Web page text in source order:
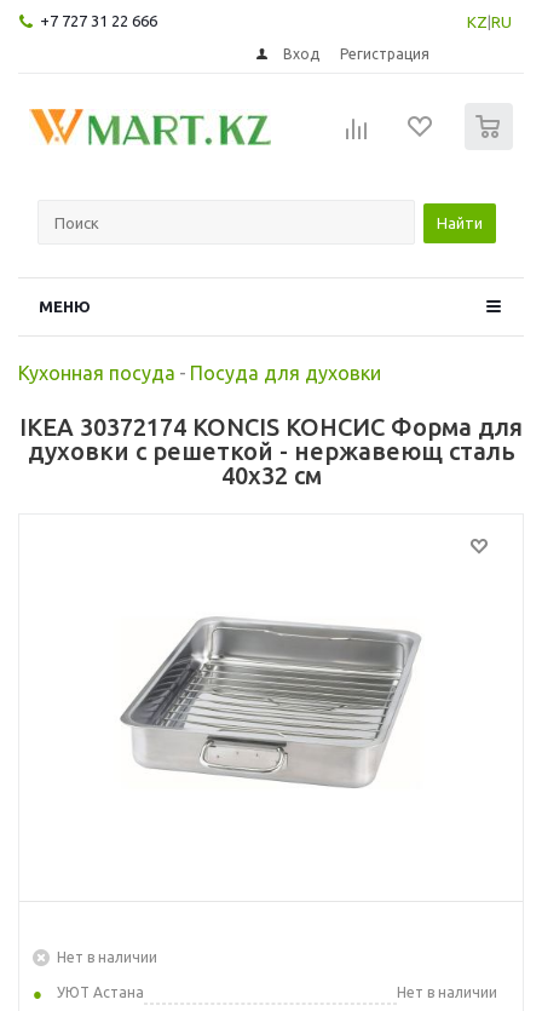
+7 727 31 22 666 KZ RU
Вход Регистрация
Найти
МЕНЮ
Кухонная посуда - Посуда для духовки
IKEA 30372174 KONCIS КОНСИС Форма для
духовки с решеткой - нержавеющ сталь
40x32 см
Нет в наличии
УЮТ Астана
Нет в наличии